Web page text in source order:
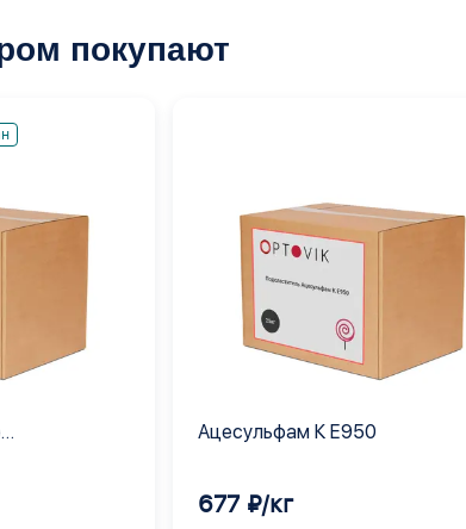
покупают
Ацесульфам К Е950
677 ₽/кг